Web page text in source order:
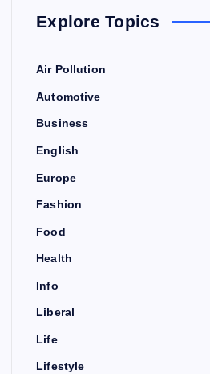
Explore Topics
Air Pollution
Automotive
Business
English
Europe
Fashion
Food
Health
Info
Liberal
Life
Lifestyle